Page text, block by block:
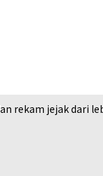
rekam jejak dari